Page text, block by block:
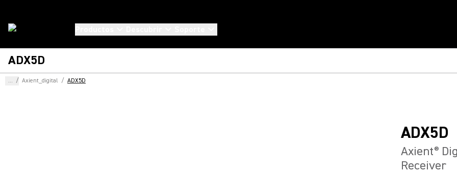
ADX5D
... / Axient_digital / ADX5D
ADX5D
Axient®
Receiver